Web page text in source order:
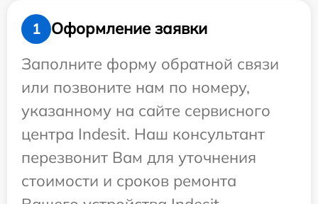
1
Оформление заявки
Заполните форму обратной связи
или позвоните нам по номеру,
указанному на сайте сервисного
центра Indesit. Наш консультант
перезвонит Вам для уточнения
стоимости и сроков ремонта